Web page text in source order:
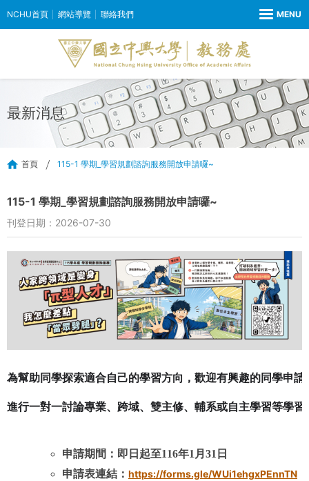
NCHU首頁 網站導覽 聯絡我們
最新消息
首頁 115-1 學期_學習規劃諮詢服務開放申請囉~
115-1 學期_學習規劃諮詢服務開放申請囉~
刊登日期：2026-07-30
為幫助同學探索適合自己的學習方向，歡迎有興趣的同學申請
申請期間：即日起至116年1 月31 日
申請表連結： https://forms.gle/WUi1ehgxPEnnTN